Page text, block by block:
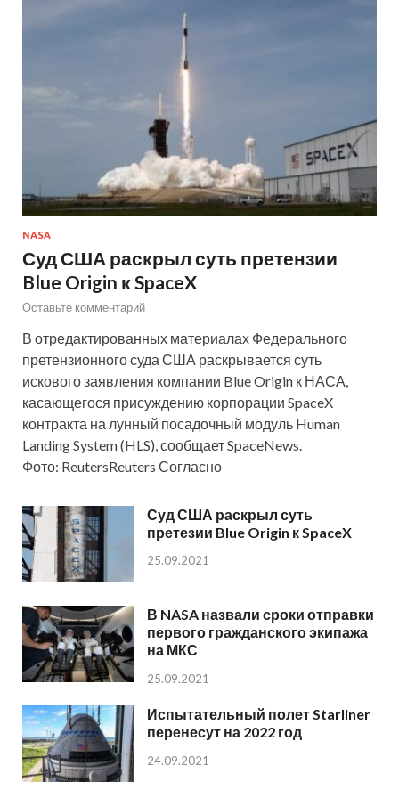
NASA
Суд США раскрыл суть претензии
Blue Origin к SpaceX
Оставьте комментарий
В отредактированных материалах Федерального
претензионного суда США раскрывается суть
искового заявления компании Blue Origin к НАСА,
касающегося присуждению корпорации SpaceX
контракта на лунный посадочный модуль Human
Landing System (HLS), сообщает SpaceNews.
Фото: ReutersReuters Согласно
Суд США раскрыл суть
претезии Blue Origin к SpaceX
25.09.2021
В NASA назвали сроки отправки
первого гражданского экипажа
на МКС
25.09.2021
Испытательный полет Starliner
перенесут на 2022 год
24.09.2021